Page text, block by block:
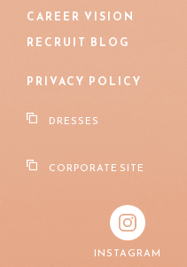
INSTAGRAM
CAREER VISION
RECRUIT BLOG
PRIVACY POLICY
DRESSES
CORPORATE SITE